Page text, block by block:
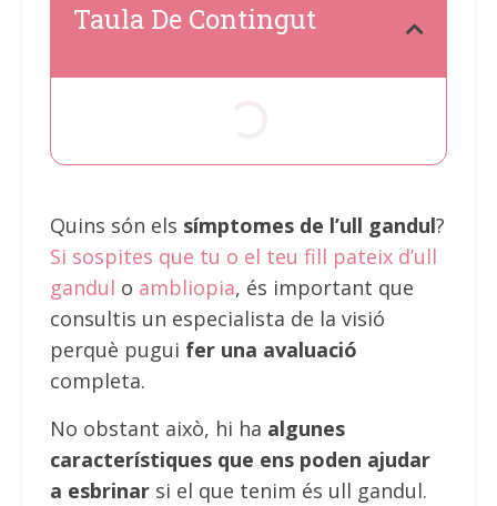
Taula De Contingut
Quins són els símptomes de l’ull gandul?
Si sospites que tu o el teu fill pateix d’ull
gandul o ambliopia, és important que
consultis un especialista de la visió
perquè pugui fer una avaluació
completa.
No obstant això, hi ha algunes
característiques que ens poden ajudar
a esbrinarsi el que tenim és ull gandul.